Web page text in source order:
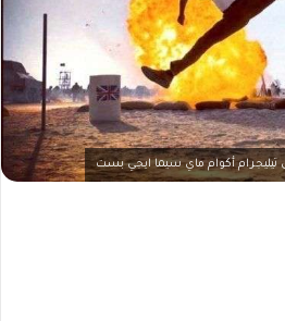
أكوام ماي سيما ايجي بست